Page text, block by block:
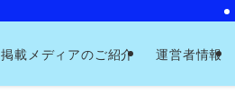
掲載メディアのご紹介 運営者情報